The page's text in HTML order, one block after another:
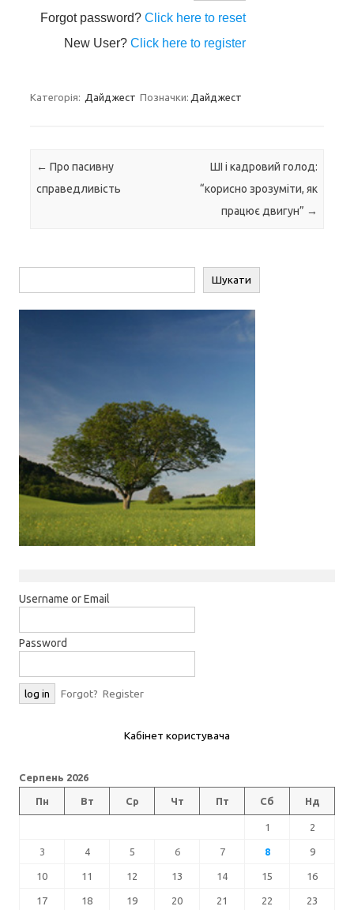
Forgot password?Click here to reset
New User?Click here to register
Категорія: Дайджест Позначки: Дайджест
Навігація по запису
← Про пасивну
справедливість
ШІ і кадровий голод:
“корисно зрозуміти, як
працює двигун” →
Шукати
Username or Email
Password
Forgot? Register
Кабінет користувача
Серпень 2026
Пн Вт Ср Чт Пт Сб Нд
1 2
3 4 5 6 7 8 9
10 11 12 13 14 15 16
17 18 19 20 21 22 23